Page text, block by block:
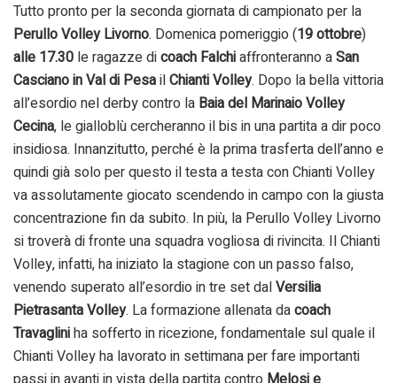
Tutto pronto per la seconda giornata di campionato per la
Perullo Volley Livorno. Domenica pomeriggio (19 ottobre)
alle 17.30 le ragazze dicoach Falchiaffronteranno aSan
Casciano in Val di PesailChianti Volley. Dopo la bella vittoria
all’esordio nel derby contro la Baia del Marinaio Volley
Cecina, le gialloblù cercheranno il bis in una partita a dir poco
insidiosa. Innanzitutto, perché è la prima trasferta dell’anno e
quindi già solo per questo il testa a testa con Chianti Volley
va assolutamente giocato scendendo in campo con la giusta
concentrazione fin da subito. In più, la Perullo Volley Livorno
si troverà di fronte una squadra vogliosa di rivincita. Il Chianti
Volley, infatti, ha iniziato la stagione con un passo falso,
venendo superato all’esordio in tre set dalVersilia
Pietrasanta Volley. La formazione allenata dacoach
Travagliniha sofferto in ricezione, fondamentale sul quale il
Chianti Volley ha lavorato in settimana per fare importanti